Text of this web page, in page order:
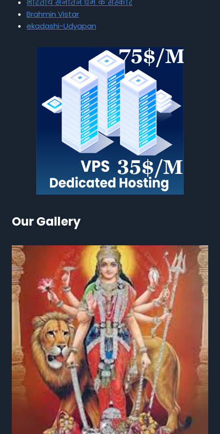
भारतीय सनातन धर्म के संस्कार
Brahmin Vistar
ekadashi-Udyapan
Our Gallery